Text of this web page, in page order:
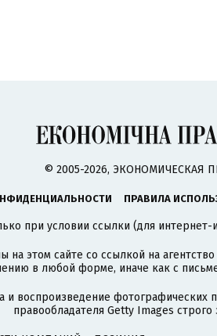
© 2005-2026, ЭКОНОМИЧЕСКАЯ
ПРАВИЛА
при условии ссылки (для
этом сайте со ссылкой на агентство
в любой форме, иначе как с
и воспроизведение
правообладателя Getty Images